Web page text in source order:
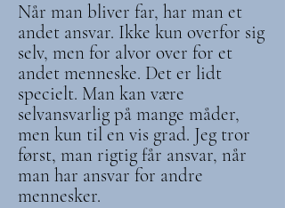
Når man bliver far, har man et
andet ansvar. Ikke kun overfor sig
selv, men for alvor over for et
andet menneske. Det er lidt
specielt. Man kan være
selvansvarlig på mange måder,
men kun til en vis grad. Jeg tror
først, man rigtig får ansvar, når
man har ansvar for andre
mennesker.